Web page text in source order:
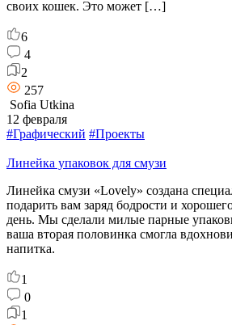
своих кошек. Это может […]
6
4
2
257
Sofia Utkina
12 февраля
#Графический #Проекты
Линейка упаковок для смузи
Линейка смузи «Lovely» создана
подарить вам заряд бодрости и
день. Мы сделали милые парные
ваша вторая половинка смогла
напитка.
1
0
1